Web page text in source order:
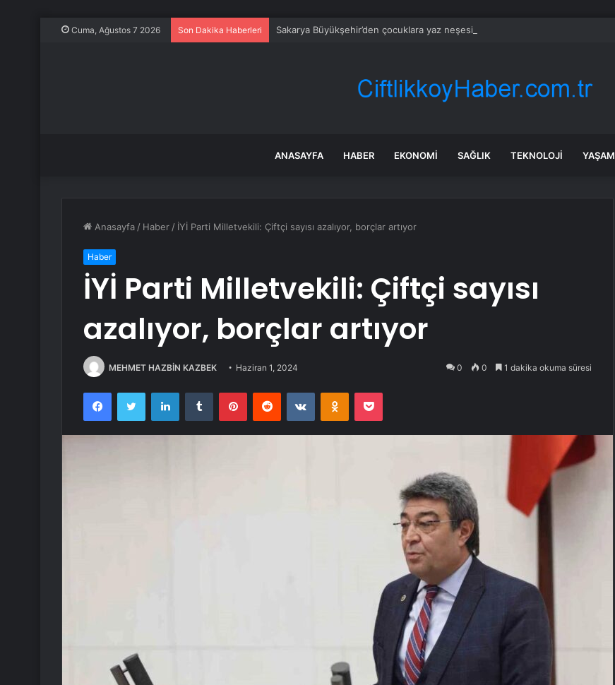
Cuma, Ağustos 7 2026 Son Dakika Haberleri Sakarya Büyükşehir’den çocuklara yaz neşesi
ANASAYFA HABER EKONOMI SAĞLIK TEKNOLOJI YAŞAM
Anasayfa / Haber / İYİ Parti Milletvekili: Çiftçi sayısı azalıyor, borçlar artıyor
Haber
İYİ Parti Milletvekili: Çiftçi sayısı
azalıyor, borçlar artıyor
MEHMET HAZBİN KAZBEK Haziran 1, 2024 0 0 1 dakika okuma süresi
FacebookTwitter LinkedInTumblr PinterestReddit VKontakteOdnoklassniki
Pocket